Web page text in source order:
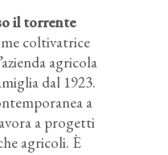
il torrente
coltivatrice
agricola
dal 1923.
a
a progetti
agricoli. È